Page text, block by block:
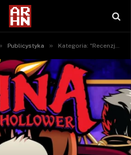
Publicystyka » Kategoria: "Recenzje" (Strona 57)